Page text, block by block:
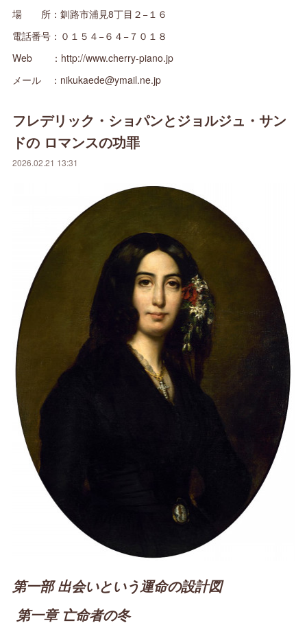
場 所：釧路市浦見8丁目２−１６
電話番号：０１５４−６４−７０１８
Web ：http://www.cherry-piano.jp
メール ：nikukaede@ymail.ne.jp
フレデリック・ショパンとジョルジュ・サン
ドの ロマンスの功罪
2026.02.21 13:31
第一部 出会いという運命の設計図
第一章 亡命者の冬